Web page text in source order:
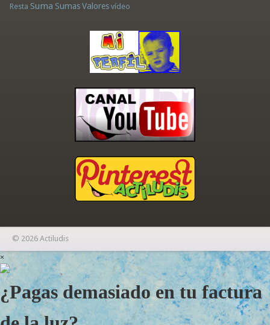
Resta Suma Sumas Valores vídeo
© 2026 Actiludis
×
¿Pagas demasiado en tu factura